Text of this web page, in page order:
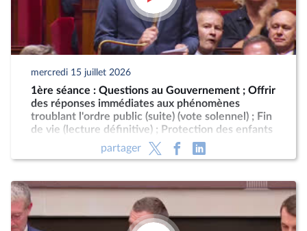
mercredi 15 juillet 2026
1ère séance : Questions au Gouvernement ; Offrir
des réponses immédiates aux phénomènes
troublant l'ordre public (suite) (vote solennel) ; Fin
de vie (lecture définitive) ; Protection des enfants
partager